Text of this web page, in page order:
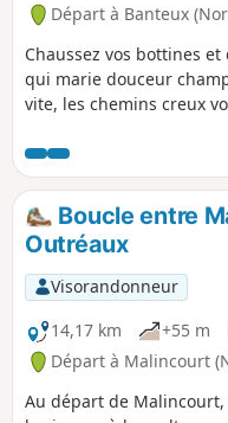
Départ à Banteux
Chaussez vos bottines
qui marie douceur
vite, les chemins creux
où le chant des oiseaux
Bantouzelle, village au
direction d’Honnecourt-
la rivière se reflète dans
rivières et jardins
parenthèse apaisante,
traditions locales.
Boucle entre
Outréaux
Visorandonneur
14,17 km
+55 m
Départ à Malincourt
Au départ de Malincourt,